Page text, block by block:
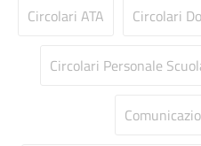
feedback
Incarichi amministrativi di
Circolari ATA Circolari
Circolari Personale